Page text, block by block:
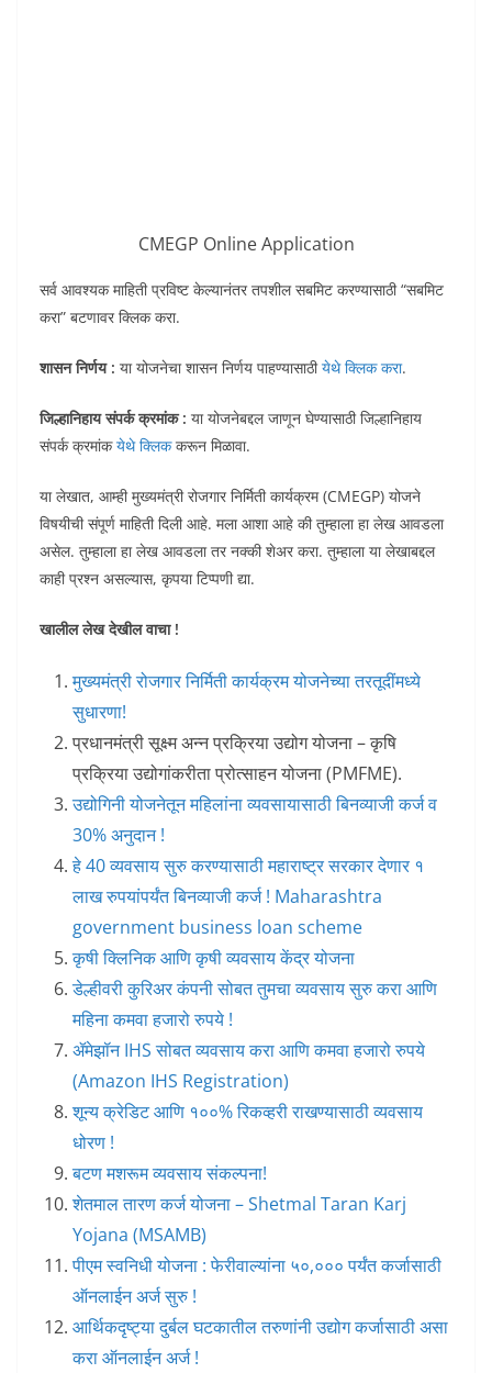
CMEGP Online Application
सर्व आवश्यक माहिती प्रविष्ट केल्यानंतर तपशील सबमिट करण्यासाठी “सबमिट
करा” बटणावर क्लिक करा.
शासन निर्णय : या योजनेचा शासन निर्णय पाहण्यासाठीयेथे क्लिक करा.
जिल्हानिहाय संपर्क क्रमांक : या योजनेबद्दल जाणून घेण्यासाठी जिल्हानिहाय
संपर्क क्रमांकयेथे क्लिककरून मिळावा.
या लेखात, आम्ही मुख्यमंत्री रोजगार निर्मिती कार्यक्रम (CMEGP) योजने
विषयीची संपूर्ण माहिती दिली आहे. मला आशा आहे की तुम्हाला हा लेख आवडला
असेल. तुम्हाला हा लेख आवडला तर नक्की शेअर करा. तुम्हाला या लेखाबद्दल
काही प्रश्न असल्यास, कृपया टिप्पणी द्या.
खालील लेख देखील वाचा !
मुख्यमंत्री रोजगार निर्मिती कार्यक्रम योजनेच्या तरतूदींमध्ये
सुधारणा!
प्रधानमंत्री सूक्ष्म अन्न प्रक्रिया उद्योग योजना – कृषि
प्रक्रिया उद्योगांकरीता प्रोत्साहन योजना (PMFME).
उद्योगिनी योजनेतून महिलांना व्यवसायासाठी बिनव्याजी कर्ज व
30% अनुदान !
हे 40 व्यवसाय सुरु करण्यासाठी महाराष्ट्र सरकार देणार १
लाख रुपयांपर्यंत बिनव्याजी कर्ज ! Maharashtra
government business loan scheme
कृषी क्लिनिक आणि कृषी व्यवसाय केंद्र योजना
डेल्हीवरी कुरिअर कंपनी सोबत तुमचा व्यवसाय सुरु करा आणि
महिना कमवा हजारो रुपये !
ॲमेझॉन IHS सोबत व्यवसाय करा आणि कमवा हजारो रुपये
(Amazon IHS Registration)
शून्य क्रेडिट आणि १००% रिकव्हरी राखण्यासाठी व्यवसाय
धोरण !
बटण मशरूम व्यवसाय संकल्पना!
शेतमाल तारण कर्ज योजना – Shetmal Taran Karj
Yojana (MSAMB)
पीएम स्वनिधी योजना : फेरीवाल्यांना ५०,००० पर्यंत कर्जासाठी
ऑनलाईन अर्ज सुरु !
आर्थिकदृष्ट्या दुर्बल घटकातील तरुणांनी उद्योग कर्जासाठी असा
करा ऑनलाईन अर्ज !